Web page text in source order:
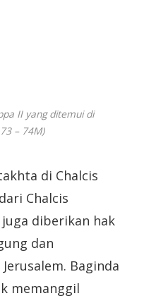
II yang ditemui di
– 74M)
di Chalcis
Chalcis
diberikan hak
dan
Baginda
memanggil